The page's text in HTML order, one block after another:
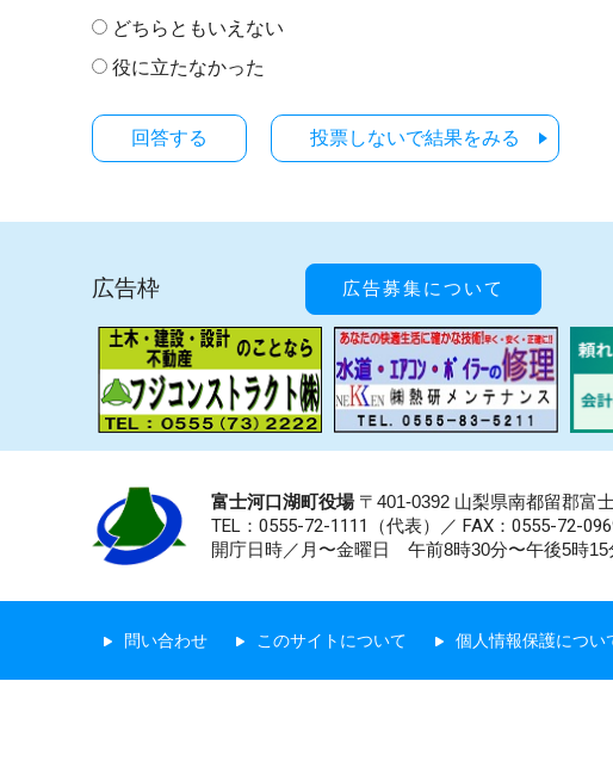
どちらともいえない
役に立たなかった
投票しないで結果をみる
広告枠 広告募集について
富士河口湖町役場〒401-0392 山梨県南都留郡富
TEL：0555-72-1111 （代表）／ FAX：0555-72-
開庁日時／月〜金曜日 午前8時30分〜午後5時15
問い合わせ このサイトについて 個人情報保護につい